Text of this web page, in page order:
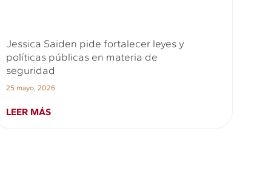
Jessica Saiden pide fortalecer leyes y
políticas públicas en materia de
seguridad
25 mayo, 2026
LEER MÁS